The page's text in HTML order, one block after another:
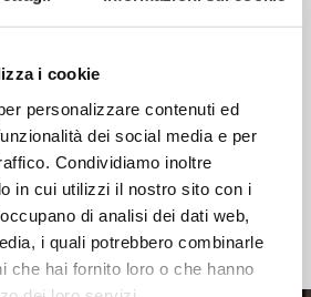
i cookie
personalizzare contenuti ed
dei social media e per
Condividiamo inoltre
in cui utilizzi il nostro sito con i
di analisi dei dati web,
i quali potrebbero combinarle
che hai fornito loro o che hanno